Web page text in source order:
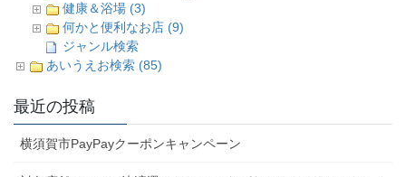
健康＆浴場 (3)
何かと便利なお店 (9)
ジャンル検索
あいうえお検索 (85)
最近の投稿
横須賀市PayPayクーポンキャンペーン